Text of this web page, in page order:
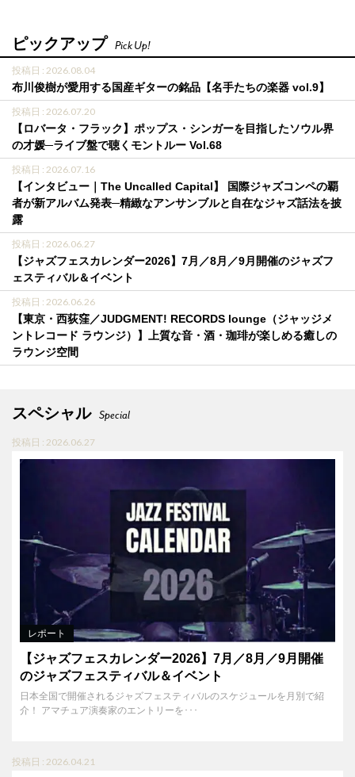
ピックアップ Pick Up!
投稿日 : 2026.08.04
布川俊樹が愛用する国産ギターの銘品【名手たちの楽器 vol.9】
投稿日 : 2026.07.20
【ロバータ・フラック】ポップス・シンガーを目指したソウル界
の才媛─ライブ盤で聴くモントルー Vol.68
投稿日 : 2026.07.16
【インタビュー｜The Uncalled Capital】 国際ジャズコンペの覇
者が新アルバム発表─精緻なアンサンブルと自在なジャズ話法を披
露
投稿日 : 2026.06.27
【ジャズフェスカレンダー2026】7月／8月／9月開催のジャズフ
ェスティバル＆イベント
投稿日 : 2026.06.26
【東京・西荻窪／JUDGMENT! RECORDS lounge（ジャッジメ
ントレコード ラウンジ）】上質な音・酒・珈琲が楽しめる癒しの
ラウンジ空間
スペシャル Special
投稿日 : 2026.06.27
レポート
【ジャズフェスカレンダー2026】7月／8月／9月開催
のジャズフェスティバル＆イベント
日本全国で開催されるジャズフェスティバルのスケジュールを月別で紹
介！ アマチュア演奏家のエントリーを･･･
投稿日 : 2026.04.21